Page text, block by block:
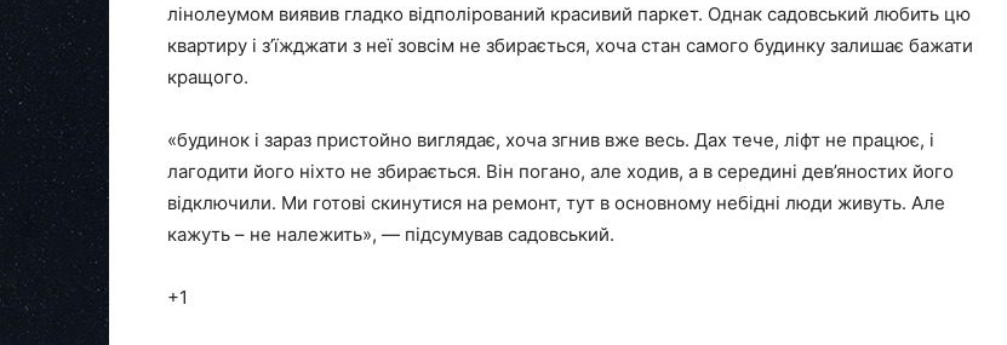
лінолеумом виявив гладко відполірований красивий паркет. Однак садовський любить цю
квартиру і з’їжджати з неї зовсім не збирається, хоча стан самого будинку залишає бажати
кращого.
«будинок і зараз пристойно виглядає, хоча згнив вже весь. Дах тече, ліфт не працює, і
лагодити його ніхто не збирається. Він погано, але ходив, а в середині дев’яностих його
відключили. Ми готові скинутися на ремонт, тут в основному небідні люди живуть. Але
кажуть – не належить», — підсумував садовський.
+1